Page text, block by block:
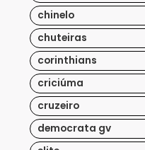
chinelo
chuteiras
corinthians
criciúma
cruzeiro
democrata gv